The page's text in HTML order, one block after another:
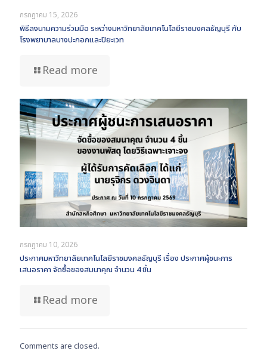
กรกฎาคม 15, 2026
พิธีลงนามความร่วมมือ ระหว่างมหาวิทยาลัยเทคโนโลยีราชมงคลธัญบุรี กับ
โรงพยาบาลบางปะกอกและปิยะเวท
Read more
กรกฎาคม 10, 2026
ประกาศมหาวิทยาลัยเทคโนโลยีราชมงคลธัญบุรี เรื่อง ประกาศผู้ชนะการ
เสนอราคา จัดซื้อของสมนาคุณ จำนวน 4 ชิ้น
Read more
Comments are closed.